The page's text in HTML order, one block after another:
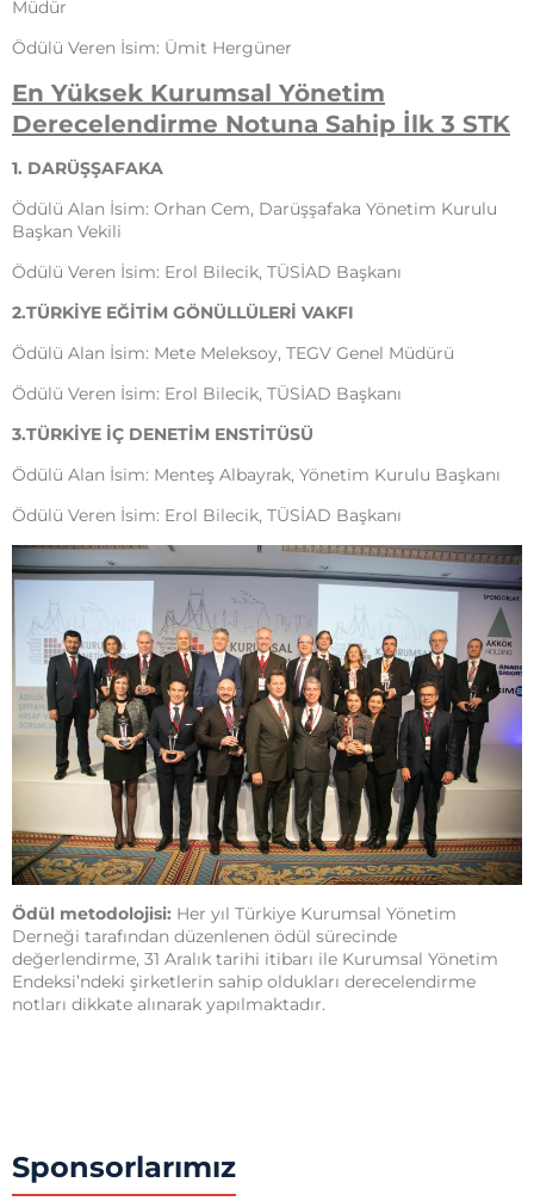
Müdür
Ödülü Veren İsim: Ümit Hergüner
En Yüksek Kurumsal Yönetim
Derecelendirme Notuna Sahip İlk 3 STK
1. DARÜŞŞAFAKA
Ödülü Alan İsim: Orhan Cem, Darüşşafaka Yönetim Kurulu
Başkan Vekili
Ödülü Veren İsim: Erol Bilecik, TÜSİAD Başkanı
2.TÜRKİYE EĞİTİM GÖNÜLLÜLERİ VAKFI
Ödülü Alan İsim: Mete Meleksoy, TEGV Genel Müdürü
Ödülü Veren İsim: Erol Bilecik, TÜSİAD Başkanı
3.TÜRKİYE İÇ DENETİM ENSTİTÜSÜ
Ödülü Alan İsim: Menteş Albayrak, Yönetim Kurulu Başkanı
Ödülü Veren İsim: Erol Bilecik, TÜSİAD Başkanı
Ödül metodolojisi: Her yıl Türkiye Kurumsal Yönetim
Derneği tarafından düzenlenen ödül sürecinde
değerlendirme, 31 Aralık tarihi itibarı ile Kurumsal Yönetim
Endeksi’ndeki şirketlerin sahip oldukları derecelendirme
notları dikkate alınarak yapılmaktadır.
Sponsorlarımız